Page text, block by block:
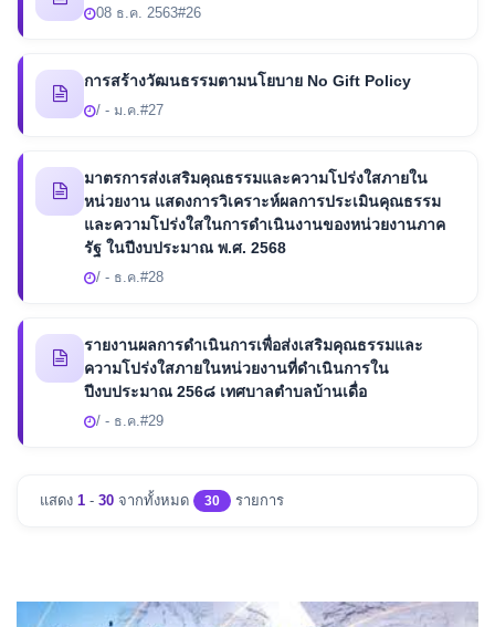
08 ธ.ค. 2563#26
การสร้างวัฒนธรรมตามนโยบาย No Gift Policy
/ - ม.ค.#27
มาตรการส่งเสริมคุณธรรมและความโปร่งใสภายใน
หน่วยงาน แสดงการวิเคราะห์ผลการประเมินคุณธรรม
และความโปร่งใสในการดำเนินงานของหน่วยงานภาค
รัฐ ในปีงบประมาณ พ.ศ. 2568
/ - ธ.ค.#28
รายงานผลการดำเนินการเพื่อส่งเสริมคุณธรรมและ
ความโปร่งใสภายในหน่วยงานที่ดำเนินการใน
ปีงบประมาณ 256๘ เทศบาลตำบลบ้านเดื่อ
/ - ธ.ค.#29
แสดง 1 - 30 จากทั้งหมด 30 รายการ